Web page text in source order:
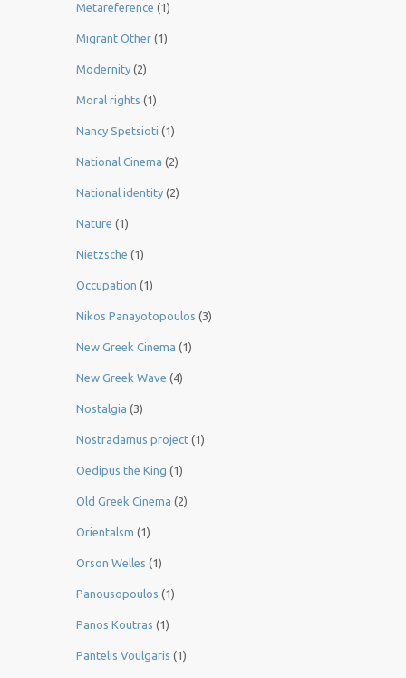
Metareference (1)
Migrant Other (1)
Modernity (2)
Moral rights (1)
Nancy Spetsioti (1)
National Cinema (2)
National identity (2)
Nature (1)
Nietzsche (1)
Occupation (1)
Nikos Panayotopoulos (3)
New Greek Cinema (1)
New Greek Wave (4)
Nostalgia (3)
Nostradamus project (1)
Oedipus the King (1)
Old Greek Cinema (2)
Orientalsm (1)
Orson Welles (1)
Panousopoulos (1)
Panos Koutras (1)
Pantelis Voulgaris (1)